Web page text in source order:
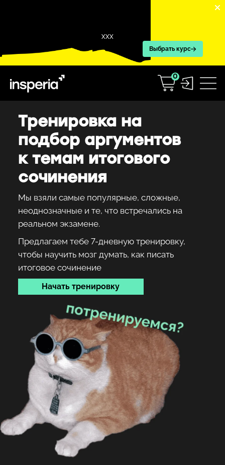
XXX
Выбрать курс
0
Тренировка на
подбор аргументов
к темам итогового
сочинения
Мы взяли самые популярные, сложные,
неоднозначные и те, что встречались на
реальном экзамене.
Предлагаем тебе 7-дневную тренировку,
чтобы научить мозг думать, как писать
итоговое сочинение
Начать тренировку